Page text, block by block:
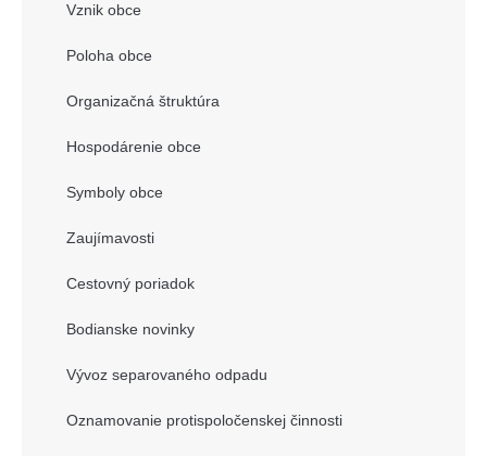
Vznik obce
Poloha obce
Organizačná štruktúra
Hospodárenie obce
Symboly obce
Zaujímavosti
Cestovný poriadok
Bodianske novinky
Vývoz separovaného odpadu
Oznamovanie protispoločenskej činnosti